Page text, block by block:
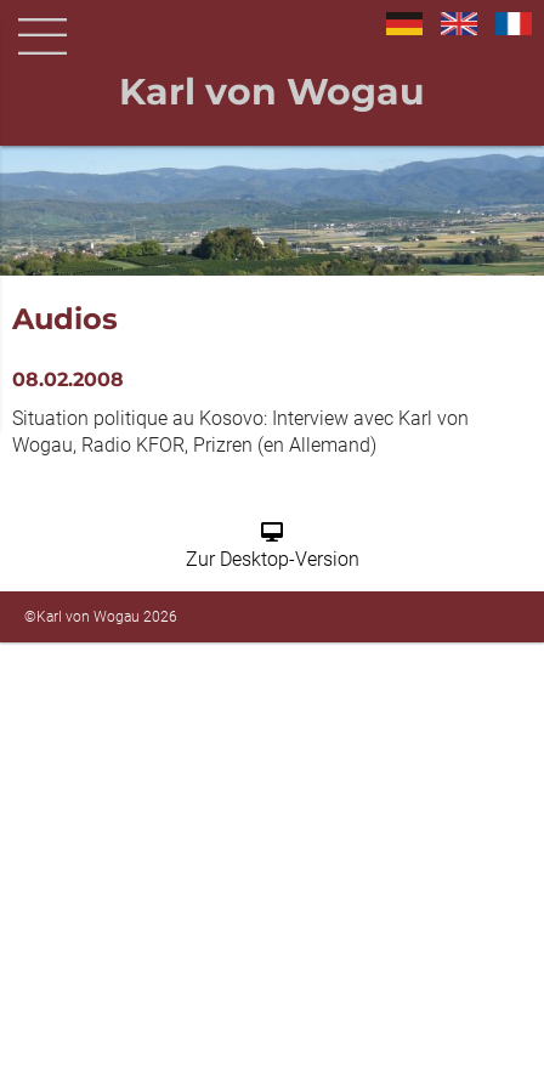
Karl von Wogau
Audios
08.02.2008
Situation politique au Kosovo: Interview avec Karl von
Wogau, Radio KFOR, Prizren (en Allemand)
Zur Desktop-Version
©Karl von Wogau 2026